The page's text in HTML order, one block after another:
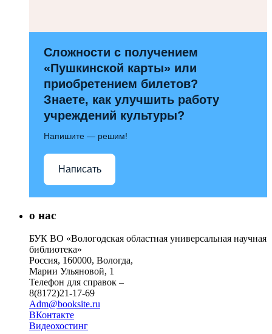
Сложности с получением
«Пушкинской карты» или
приобретением билетов?
Знаете, как улучшить работу
учреждений культуры?
Напишите — решим!
Написать
о нас
БУК ВО «Вологодская областная универсальная научная
библиотека»
Россия, 160000, Вологда,
Марии Ульяновой, 1
Телефон для справок –
8(8172)21-17-69
Adm@booksite.ru
ВКонтакте
Видеохостинг